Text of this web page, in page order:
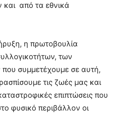
από τα εθνικά
η πρωτοβουλία
των
συμμετέχουμε σε αυτή,
τις ζωές μας και
επιπτώσεις που
φυσικό περιβάλλον οι